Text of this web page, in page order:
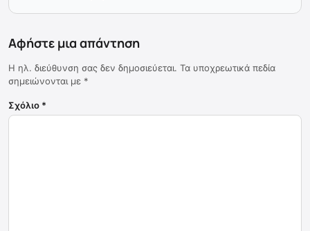
Αφήστε μια απάντηση
Η ηλ. διεύθυνση σας δεν δημοσιεύεται. Τα υποχρεωτικά πεδία
σημειώνονται με *
Σχόλιο *